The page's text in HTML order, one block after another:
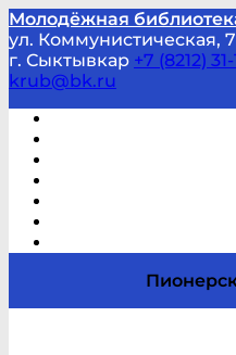
Молодёжная
ул. Коммунистическая,
г. Сыктывкар +7 (8212)
krub@bk.ru